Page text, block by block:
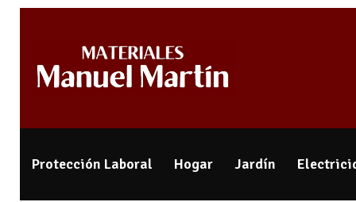
Protección Laboral Hogar Jardín